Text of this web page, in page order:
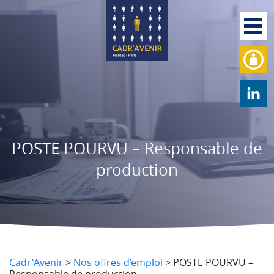
POSTE POURVU – Responsable de
production
Cadr'Avenir> Nos offres d’emploi > POSTE POURVU –